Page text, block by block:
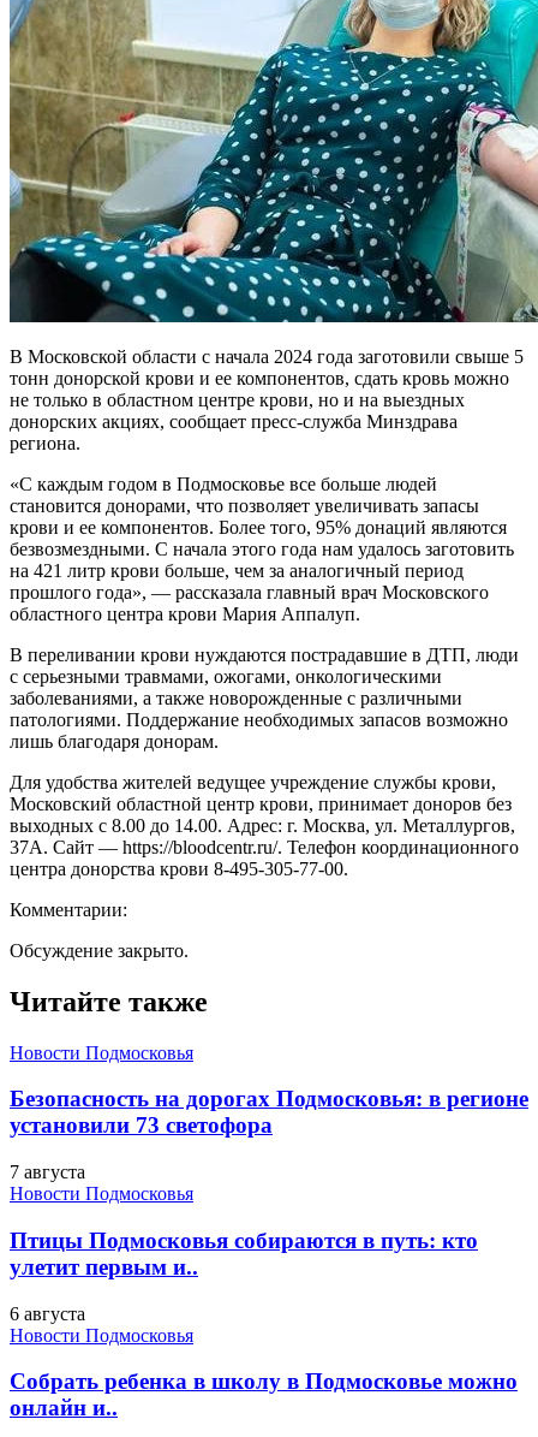
В Московской области с начала 2024 года заготовили свыше 5
тонн донорской крови и ее компонентов, сдать кровь можно
не только в областном центре крови, но и на выездных
донорских акциях, сообщает пресс-служба Минздрава
региона.
«С каждым годом в Подмосковье все больше людей
становится донорами, что позволяет увеличивать запасы
крови и ее компонентов. Более того, 95% донаций являются
безвозмездными. С начала этого года нам удалось заготовить
на 421 литр крови больше, чем за аналогичный период
прошлого года», — рассказала главный врач Московского
областного центра крови Мария Аппалуп.
В переливании крови нуждаются пострадавшие в ДТП, люди
с серьезными травмами, ожогами, онкологическими
заболеваниями, а также новорожденные с различными
патологиями. Поддержание необходимых запасов возможно
лишь благодаря донорам.
Для удобства жителей ведущее учреждение службы крови,
Московский областной центр крови, принимает доноров без
выходных с 8.00 до 14.00. Адрес: г. Москва, ул. Металлургов,
37А. Сайт — https://bloodcentr.ru/. Телефон координационного
центра донорства крови 8-495-305-77-00.
Комментарии:
Обсуждение закрыто.
Читайте также
Новости Подмосковья
Безопасность на дорогах Подмосковья: в регионе
установили 73 светофора
7 августа
Новости Подмосковья
Птицы Подмосковья собираются в путь: кто
улетит первым и..
6 августа
Новости Подмосковья
Собрать ребенка в школу в Подмосковье можно
онлайн и..